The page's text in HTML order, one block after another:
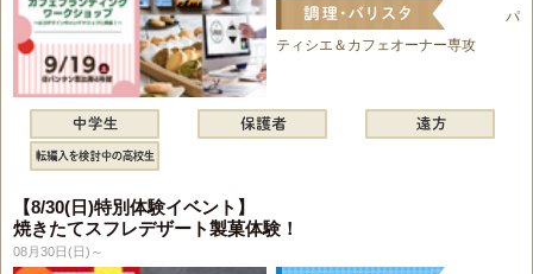
パ
ティシエ＆カフェオーナー専攻
【8/30(日)特別体験イベント】
焼きたてスフレデザート製菓体験！
08月30日(日)～